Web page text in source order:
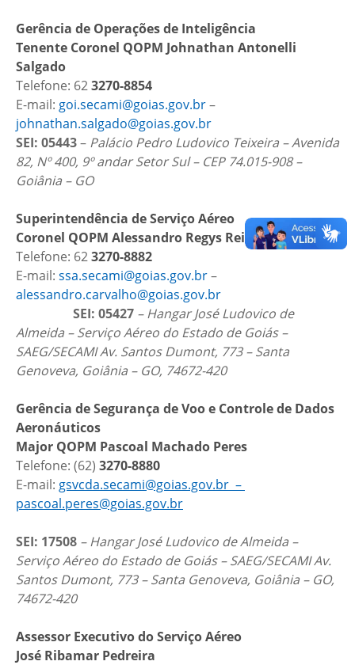
Gerência de Operações de Inteligência
Tenente Coronel QOPM Johnathan Antonelli
Salgado
Telefone: 623270-8854
E-mail: goi.secami@goias.gov.br–
johnathan.salgado@goias.gov.br
SEI: 05443– Palácio Pedro Ludovico Teixeira – Avenida
82, Nº 400, 9º andar Setor Sul – CEP 74.015-908 –
Goiânia – GO
Superintendência de Serviço Aéreo
Coronel QOPM Alessandro Regys Reis de Carvalho
Telefone: 623270-8882
E-mail: ssa.secami@goias.gov.br–
alessandro.carvalho@goias.gov.br
SEI: 05427 – Hangar José Ludovico de
Almeida – Serviço Aéreo do Estado de Goiás –
SAEG/SECAMI Av. Santos Dumont, 773 – Santa
Genoveva, Goiânia – GO, 74672-420
Gerência de Segurança de Voo e Controle de Dados
Aeronáuticos
Major QOPM Pascoal Machado Peres
Telefone: (62) 3270-8880
E-mail: gsvcda.secami@goias.gov.br –
pascoal.peres@goias.gov.br
SEI: 17508 – Hangar José Ludovico de Almeida –
Serviço Aéreo do Estado de Goiás – SAEG/SECAMI Av.
Santos Dumont, 773 – Santa Genoveva, Goiânia – GO,
74672-420
Assessor Executivo do Serviço Aéreo
José Ribamar Pedreira